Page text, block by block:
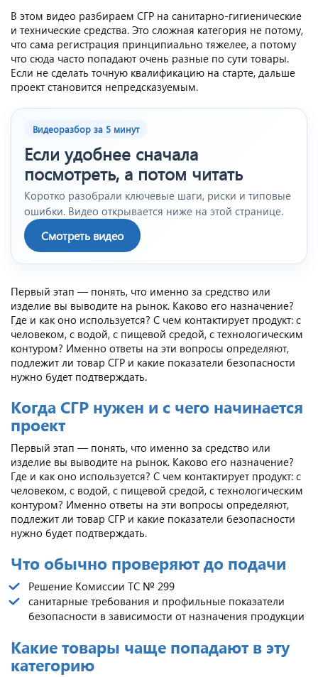
В этом видео разбираем СГР на санитарно-гигиенические
и технические средства. Это сложная категория не потому,
что сама регистрация принципиально тяжелее, а потому
что сюда часто попадают очень разные по сути товары.
Если не сделать точную квалификацию на старте, дальше
проект становится непредсказуемым.
Видеоразбор за 5 минут
Если удобнее сначала
посмотреть, а потом читать
Коротко разобрали ключевые шаги, риски и типовые
ошибки. Видео открывается ниже на этой странице.
Смотреть видео
Первый этап — понять, что именно за средство или
изделие вы выводите на рынок. Каково его назначение?
Где и как оно используется? С чем контактирует продукт: с
человеком, с водой, с пищевой средой, с технологическим
контуром? Именно ответы на эти вопросы определяют,
подлежит ли товар СГР и какие показатели безопасности
нужно будет подтверждать.
Когда СГР нужен и с чего начинается
проект
Первый этап — понять, что именно за средство или
изделие вы выводите на рынок. Каково его назначение?
Где и как оно используется? С чем контактирует продукт: с
человеком, с водой, с пищевой средой, с технологическим
контуром? Именно ответы на эти вопросы определяют,
подлежит ли товар СГР и какие показатели безопасности
нужно будет подтверждать.
Что обычно проверяют до подачи
Решение Комиссии ТС № 299
санитарные требования и профильные показатели
безопасности в зависимости от назначения продукции
Какие товары чаще попадают в эту
категорию